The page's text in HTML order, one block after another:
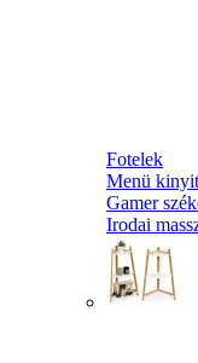
Fotelek
Menü
Gamer
Irodai